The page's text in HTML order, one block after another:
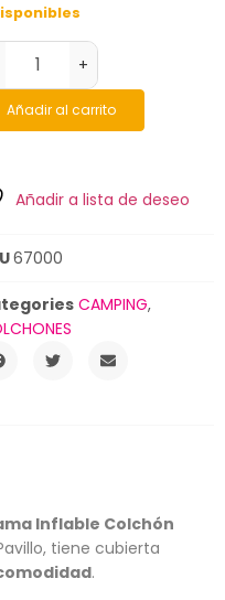
+
Añadir al carrito
Añadir a lista de deseo
67000
CAMPING,
Inflable Colchón
tiene cubierta
.